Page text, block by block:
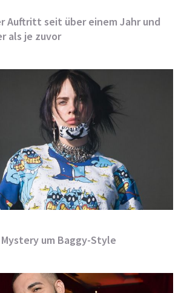
Auftritt seit über einem Jahr und
als je zuvor
um Baggy-Style